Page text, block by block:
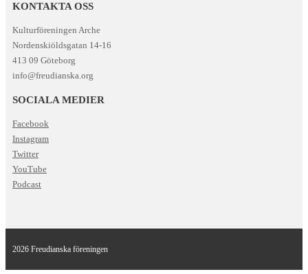
KONTAKTA OSS
Kulturföreningen Arche
Nordenskiöldsgatan 14-16
413 09 Göteborg
info@freudianska.org
SOCIALA MEDIER
Facebook
Instagram
Twitter
YouTube
Podcast
2026 Freudianska föreningen